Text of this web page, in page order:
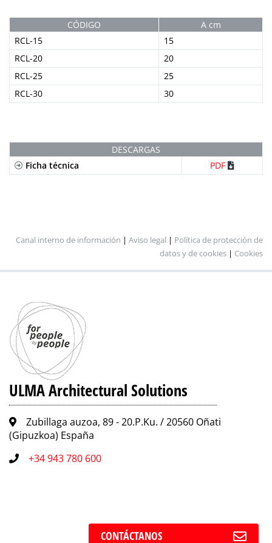
CÓDIGO
A cm
RCL-15
15
RCL-20
20
RCL-25
25
RCL-30
30
DESCARGAS
Ficha técnica
PDF
Canal interno de información | Aviso legal | Política de protección de
datos y de cookies | Cookies
CONTÁCTANOS
ULMA Architectural Solutions
Zubillaga auzoa, 89 - 20.P.Ku. / 20560 Oñati
(Gipuzkoa) España
+34 943 780 600